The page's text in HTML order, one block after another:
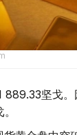
889.33坚戈